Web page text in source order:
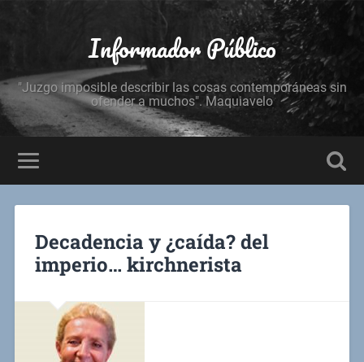
Informador Público
"Juzgo imposible describir las cosas contemporáneas sin
ofender a muchos". Maquiavelo
Decadencia y ¿caída? del
imperio… kirchnerista